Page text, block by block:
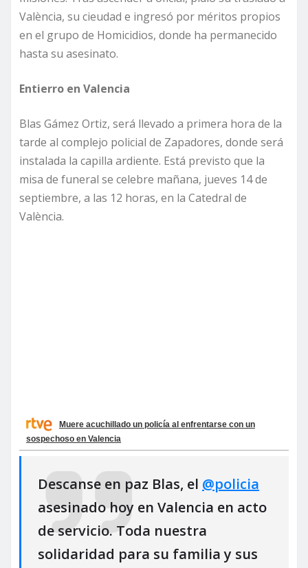
València, su cieudad e ingresó por méritos propios
en el grupo de Homicidios, donde ha permanecido
hasta su asesinato.
Entierro en Valencia
Blas Gámez Ortiz, será llevado a primera hora de la
tarde al complejo policial de Zapadores, donde será
instalada la capilla ardiente. Está previsto que la
misa de funeral se celebre mañana, jueves 14 de
septiembre, a las 12 horas, en la Catedral de
València.
Muere acuchillado un policía al enfrentarse con un
sospechoso en Valencia
Descanse en paz Blas, el @policia
asesinado hoy en Valencia en acto
de servicio. Toda nuestra
solidaridad para su familia y sus